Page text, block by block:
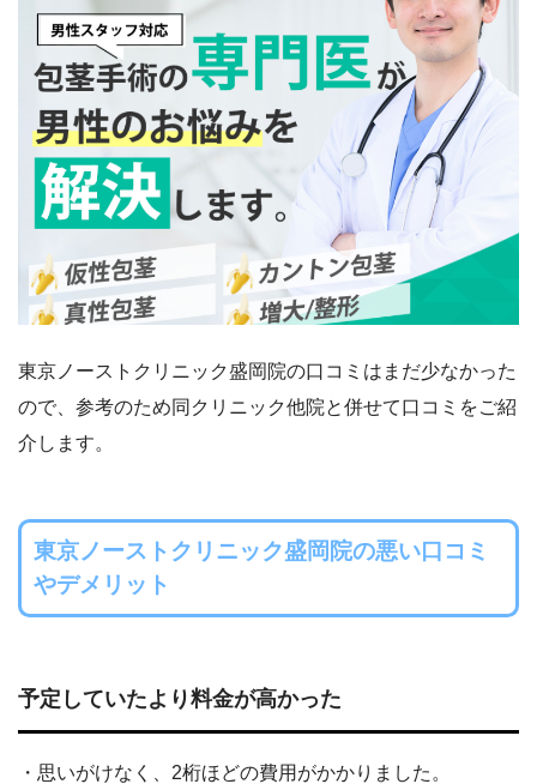
東京ノーストクリニック盛岡院の口コミはまだ少なかった
ので、参考のため同クリニック他院と併せて口コミをご紹
介します。
東京ノーストクリニック盛岡院の悪い口コミ
やデメリット
予定していたより料金が高かった
・思いがけなく、2桁ほどの費用がかかりました。